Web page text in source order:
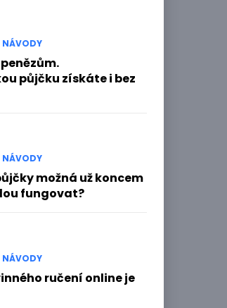
NÁVODY
půjčku získáte i bez
NÁVODY
možná už koncem
fungovat?
NÁVODY
ručení online je